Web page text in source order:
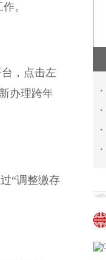
。
，点击左
办理跨年
“调整缴存